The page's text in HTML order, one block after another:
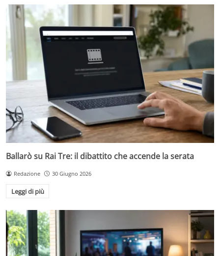
Ballarò su Rai Tre: il dibattito che accende la serata
Redazione 30 Giugno 2026
Leggi di più